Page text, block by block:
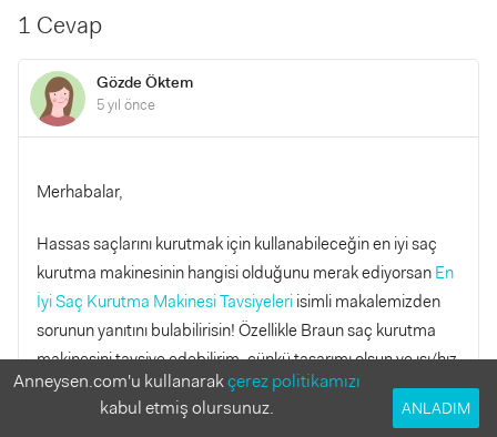
1 Cevap
Gözde Öktem
5 yıl önce
Merhabalar,
Hassas saçlarını kurutmak için kullanabileceğin en iyi saç
kurutma makinesinin hangisi olduğunu merak ediyorsan En
İyi Saç Kurutma Makinesi Tavsiyeleri isimli makalemizden
sorunun yanıtını bulabilirisin! Özellikle Braun saç kurutma
makinesini tavsiye edebilirim, çünkü tasarımı olsun ve ısı/hız
ayarı oldukça kullanışlı. Bunların yanında, saçının her telini
elektriklenmeyle mücadele edecek şekilde saran
Anneysen.com'u kullanarakçerez politikamızı
kabul etmiş olursunuz.
ANLADIM